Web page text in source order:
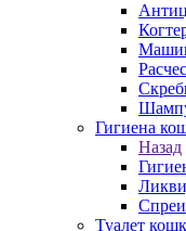
Гигиена
Назад
Туалет